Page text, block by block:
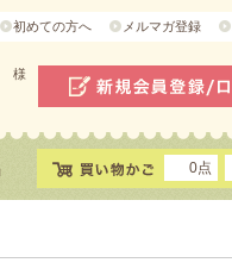
初めての方へ メルマガ登録
様
0点